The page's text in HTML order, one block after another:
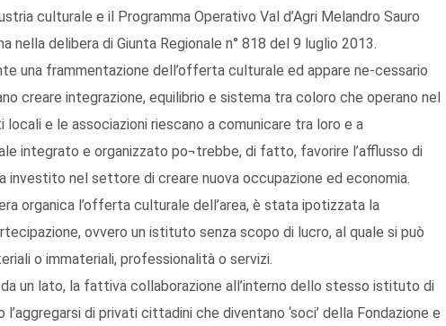
culturale e il Programma Operativo Val d’Agri Melandro Sauro
nella delibera di Giunta Regionale n° 818 del 9 luglio 2013.
una frammentazione dell’offerta culturale ed appare ne-cessario
creare integrazione, equilibrio e sistema tra coloro che operano nel
locali e le associazioni riescano a comunicare tra loro e a
integrato e organizzato po¬trebbe, di fatto, favorire l’afflusso di
investito nel settore di creare nuova occupazione ed economia.
organica l’offerta culturale dell’area, è stata ipotizzata la
ovvero un istituto senza scopo di lucro, al quale si può
o immateriali, professionalità o servizi.
un lato, la fattiva collaborazione all’interno dello stesso istituto di
di privati cittadini che diventano ‘soci’ della Fondazione e